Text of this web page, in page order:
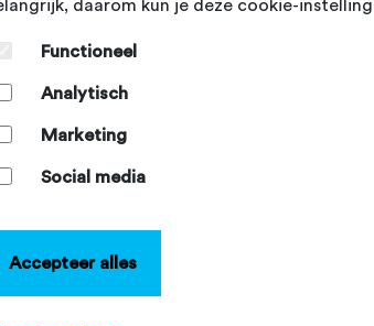
kleurt alle
veilig
14 oktober 2023
daarom kun je deze cookie-
Functioneel
Analytisch
Marketing
Social media
Accepteer alles